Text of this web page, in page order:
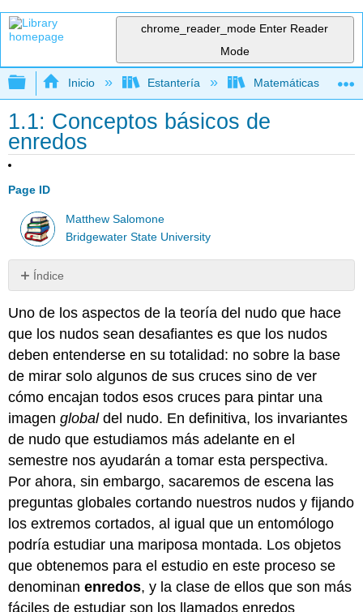
chrome_reader_mode Enter Reader
Mode
Expandir/contraer jerarquía global
Inicio Estantería Matemáticas
1.1: Conceptos básicos de
enredos
Page ID
Matthew Salomone
Bridgewater State University
Índice
(1.2.1\) Construyendo
enredos
(1.2.2\) Cómo
opera
el
Grupo
Tangle
Cuando
intentemos
entender
más
a
este
grupo,
podríamos
Uno de los aspectos de la teoría del nudo que hace
que los nudos sean desafiantes es que los nudos
deben entenderse en su totalidad: no sobre la base
de mirar solo algunos de sus cruces sino de ver
cómo encajan todos esos cruces para pintar una
imagenglobaldel nudo. En definitiva, los invariantes
de nudo que estudiamos más adelante en el
semestre nos ayudarán a tomar esta perspectiva.
Por ahora, sin embargo, sacaremos de escena las
preguntas globales cortando nuestros nudos y fijando
los extremos cortados, al igual que un entomólogo
podría estudiar una mariposa montada. Los objetos
que obtenemos para el estudio en este proceso se
denominanenredos, y la clase de ellos que son más
fáciles de estudiar son los llamados enredos